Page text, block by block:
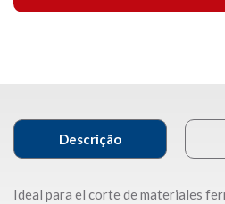
Descrição
Ideal para el corte de materiales